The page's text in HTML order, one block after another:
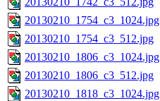
20130210_1754_c3_1024.jpg
20130210_1754_c3_512.jpg
20130210_1806_c3_1024.jpg
20130210_1806_c3_512.jpg
20130210_1818_c3_1024.jpg